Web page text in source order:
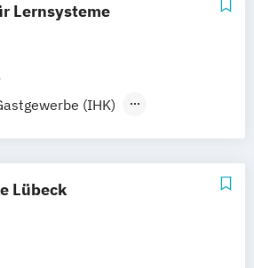
Lernsysteme
(IHK)
expertin (IHK)
Lübeck